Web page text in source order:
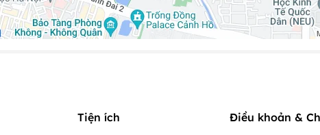
Tiện ích Điều khoản &